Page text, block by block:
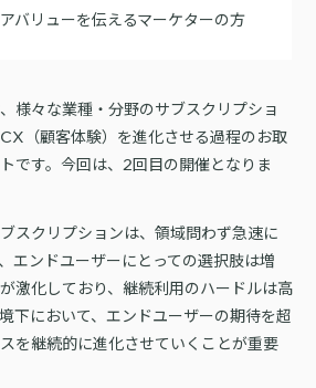
ユーザー分析
施策分析
セッションリプレイ
リアルタイムフィードバック
れ？」に応えるために。「進研ゼミ」のベネッ
で挑む、お客様の期待に合わせた体験設計
からの脱却。丸井がKARTEで築いたリピート
ためのAI分析入門
蓄積されたデータを起点に、AIを活用した分
基本的な考え方」と、BIプロダクト
的な分析の進め方をお伝えします。
要 資料
ト内外での顧客データ活用と事例集のセット
バリューを伝えるマーケターの方
様々な業種・分野のサブスクリプショ
（顧客体験）を進化させる過程のお取
です。今回は、2回目の開催となりま
スクリプションは、領域問わず急速に
エンドユーザーにとっての選択肢は増
激化しており、継続利用のハードルは高
下において、エンドユーザーの期待を超
を継続的に進化させていくことが重要